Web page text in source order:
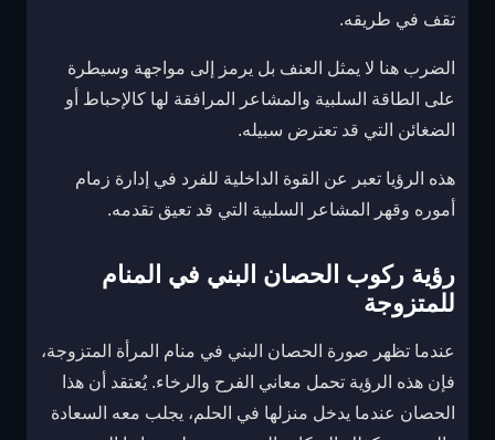
تقف في طريقه.
الضرب هنا لا يمثل العنف بل يرمز إلى مواجهة وسيطرة
على الطاقة السلبية والمشاعر المرافقة لها كالإحباط أو
الضغائن التي قد تعترض سبيله.
هذه الرؤيا تعبر عن القوة الداخلية للفرد في إدارة زمام
أموره وقهر المشاعر السلبية التي قد تعيق تقدمه.
رؤية ركوب الحصان البني في المنام
للمتزوجة
عندما تظهر صورة الحصان البني في منام المرأة المتزوجة،
فإن هذه الرؤية تحمل معاني الفرح والرخاء. يُعتقد أن هذا
الحصان عندما يدخل منزلها في الحلم، يجلب معه السعادة